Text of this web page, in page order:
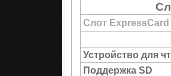
Слот ExpressCard
Устройство для
Поддержка SD